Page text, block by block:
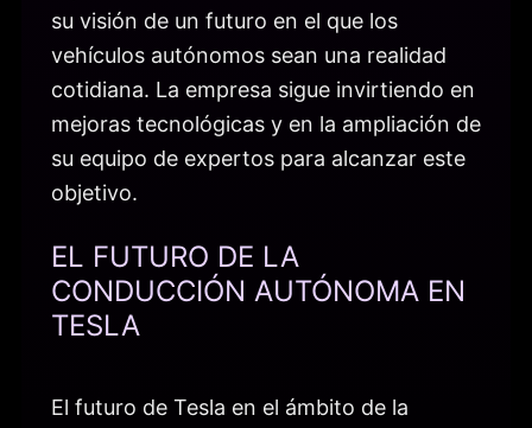
su visión de un futuro en el que los
vehículos autónomos sean una realidad
cotidiana. La empresa sigue invirtiendo en
mejoras tecnológicas y en la ampliación de
su equipo de expertos para alcanzar este
objetivo.
EL FUTURO DE LA
CONDUCCIÓN AUTÓNOMA EN
TESLA
El futuro de Tesla en el ámbito de la